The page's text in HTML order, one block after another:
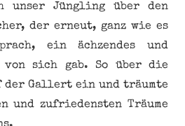
unser Jüngling über den
der erneut, ganz wie es
ein ächzendes und
von sich gab. So über die
der Gallert ein und träumte
und zufriedensten Träume